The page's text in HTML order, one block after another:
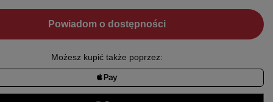
Powiadom o dostępności
Możesz kupić także poprzez: